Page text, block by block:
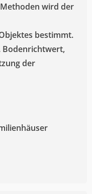
wird der
bestimmt.
Bodenrichtwert,
der